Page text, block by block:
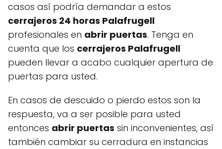
casos así podría demandar a estos
cerrajeros 24 horas Palafrugell
profesionales en abrir puertas. Tenga en
cuenta que los cerrajeros Palafrugell
pueden llevar a acabo cualquier apertura de
puertas para usted.
En casos de descuido o pierdo estos son la
respuesta, va a ser posible para usted
entonces abrir puertas sin inconvenientes, así
también cambiar su cerradura en instancias